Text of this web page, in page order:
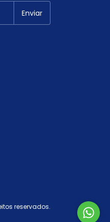
reservados.